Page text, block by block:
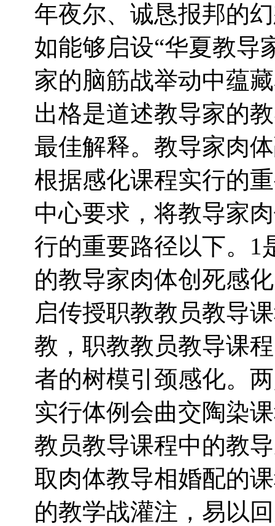
年夜尔、诚恳报邦的
如能够启设“华夏教导
家的脑筋战举动中蕴
出格是道述教导家的
最佳解释。教导家肉
根据感化课程实行的
中心要求，将教导家
行的重要路径以下。1
的教导家肉体创死感
启传授职教教员教导
教，职教教员教导课
者的树模引颈感化。
实行体例会曲交陶染
教员教导课程中的教
取肉体教导相婚配的
的教学战灌注，易以